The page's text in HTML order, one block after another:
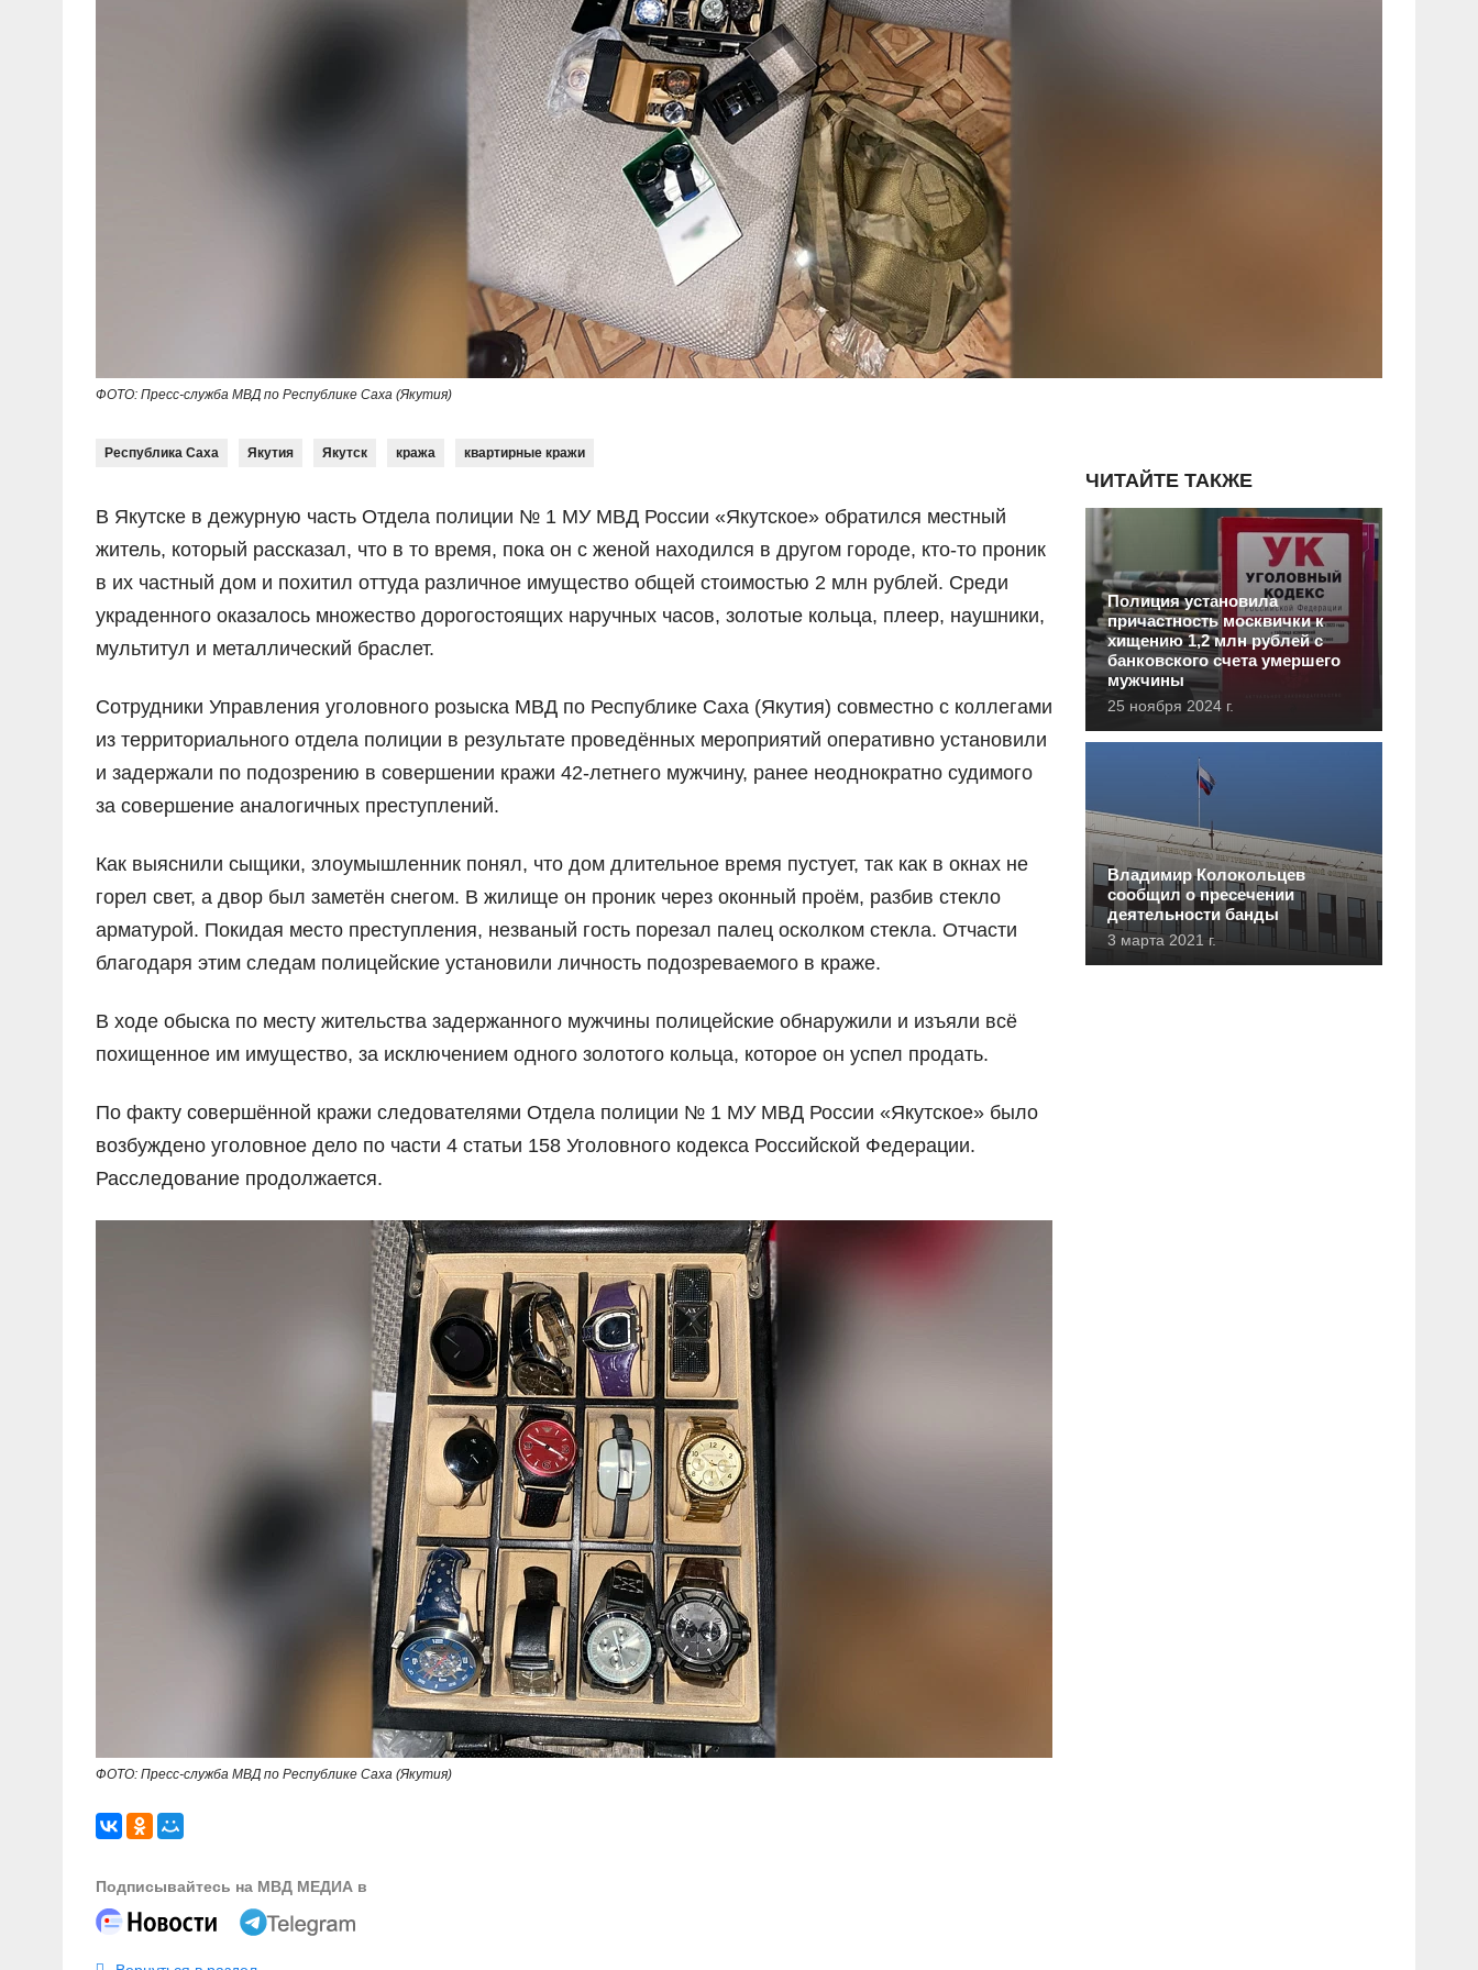
ФОТО: Пресс-служба МВД по Республике Саха (Якутия)
Республика Саха Якутия Якутск кража квартирные кражи
В Якутске в дежурную часть Отдела полиции № 1 МУ МВД России «Якутское» обратился местный
житель, который рассказал, что в то время, пока он с женой находился в другом городе, кто-то проник
в их частный дом и похитил оттуда различное имущество общей стоимостью 2 млн рублей. Среди
украденного оказалось множество дорогостоящих наручных часов, золотые кольца, плеер, наушники,
мультитул и металлический браслет.
Сотрудники Управления уголовного розыска МВД по Республике Саха (Якутия) совместно с коллегами
из территориального отдела полиции в результате проведённых мероприятий оперативно установили
и задержали по подозрению в совершении кражи 42-летнего мужчину, ранее неоднократно судимого
за совершение аналогичных преступлений.
Как выяснили сыщики, злоумышленник понял, что дом длительное время пустует, так как в окнах не
горел свет, а двор был заметён снегом. В жилище он проник через оконный проём, разбив стекло
арматурой. Покидая место преступления, незваный гость порезал палец осколком стекла. Отчасти
благодаря этим следам полицейские установили личность подозреваемого в краже.
В ходе обыска по месту жительства задержанного мужчины полицейские обнаружили и изъяли всё
похищенное им имущество, за исключением одного золотого кольца, которое он успел продать.
По факту совершённой кражи следователями Отдела полиции № 1 МУ МВД России «Якутское» было
возбуждено уголовное дело по части 4 статьи 158 Уголовного кодекса Российской Федерации.
Расследование продолжается.
ФОТО: Пресс-служба МВД по Республике Саха (Якутия)
Подписывайтесь на МВД МЕДИА в
ЧИТАЙТЕ ТАКЖЕ
Полиция установила
причастность москвички к
хищению 1,2 млн рублей с
банковского счета умершего
мужчины
25 ноября 2024 г.
Владимир Колокольцев
сообщил о пресечении
деятельности банды
3 марта 2021 г.